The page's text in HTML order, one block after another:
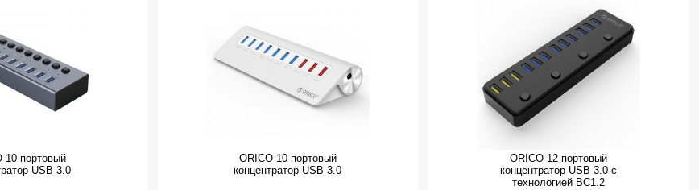
10-портовый
USB 3.0
ORICO 10-портовый
концентратор USB 3.0
ORICO 12-портовый
концентратор USB 3.0 с
технологией BC1.2